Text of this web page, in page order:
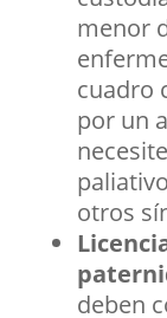
menor
cuadro
por un
otros
deben